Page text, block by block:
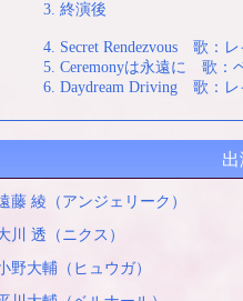
終演後
Secret Rendezvous 歌：
Ceremonyは永遠に 歌：
Daydream Driving 歌：レ
藤 綾（アンジェリーク）
川 透（ニクス）
野大輔（ヒュウガ）